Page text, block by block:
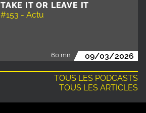
TAKE IT OR LEAVE IT
#153 - Actu
60 mn 09/03/2026
TOUS LES PODCASTS
TOUS LES ARTICLES